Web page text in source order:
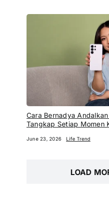
Cara Bernadya
Tangkap Setiap Momen
June 23, 2026 Life Trend
LOAD